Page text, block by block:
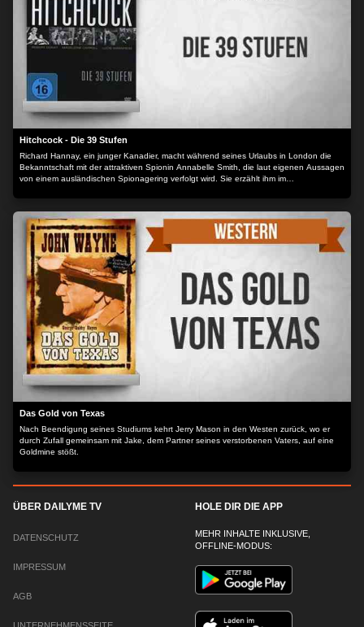
Hitchcock - Die 39 Stufen
Richard Hannay, ein junger Kanadier, macht während seines Urlaubs in London die
Bekanntschaft mit der attraktiven Spionin Annabelle Smith, die laut eigenen Aussagen
von einem ausländischen Spionagering verfolgt wird. Sie erzählt ihm im
39 Stufen und erwähnt einen Ort in Schottland. Kurz darauf findet Hannay Annabelle
tot mit einem Messer im Rücken in seiner Wohnung. In ihrer Hand hält sie eine
Landkarte mit einem markierten Ort in Schottland. Verfolgt von der Polizei, die ihn für
Annabelles Mörder hält, flüchtet Hannay und macht sich mit dem Zug auf die Reise in
das schottische Hochmoor, wo er sich weitere Hinweise erhofft. Kann er dort das
Rätsel um die 39 Stufen lösen?
Das Gold von Texas
Nach Beendigung seines Studiums kehrt Jerry Mason in den Westen zurück, wo er
durch Zufall gemeinsam mit Jake, dem Partner seines verstorbenen Vaters, auf eine
Goldmine stößt.
ÜBER DAILYME TV
DATENSCHUTZ
IMPRESSUM
AGB
HOLE DIR DIE APP
MEHR INHALTE INKLUSIVE,
OFFLINE-MODUS: